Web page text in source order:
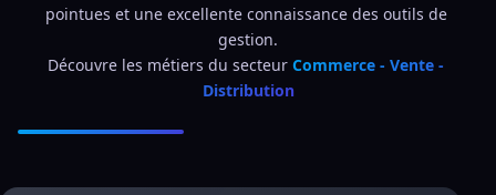
pointues et une excellente connaissance des outils de
gestion.
Découvre les métiers du secteur Commerce - Vente -
Distribution